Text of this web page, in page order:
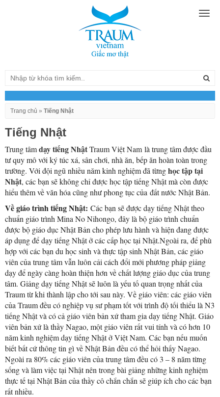
Trang chủ » Tiếng Nhật
Tiếng Nhật
Trung tâmdạy tiếng NhậtTraum Việt Nam là trung tâm được đầu
tư quy mô với ký túc xá, sân chơi, nhà ăn, bếp ăn hoàn toàn trong
trường. Với đội ngũ nhiều năm kinh nghiệm đã từnghọc tập tại
Nhật, các bạn sẽ không chỉ được học tập tiếng Nhật mà còn được
hiểu thêm về văn hóa cũng như phong tục của đất nước Nhật Bản.
Về giáo trình tiếng Nhật: Các bạn sẽ được dạy tiếng Nhật theo
chuẩn giáo trình Mina No Nihongo, đây là bộ giáo trình chuẩn
được bộ giáo dục Nhật Bản cho phép lưu hành và hiện đang được
áp dụng để dạy tiếng Nhật ở các cấp học tại Nhật.Ngoài ra, để phù
hợp với các bạn du học sinh và thực tập sinh Nhật Bản, các giáo
viên của trung tâm vẫn luôn cải cách đổi mới phương pháp giảng
dạy để ngày càng hoàn thiện hơn về chất lượng giáo dục của trung
tâm. Giảng dạy tiếng Nhật sẽ luôn là yếu tố quan trọng nhất của
Traum từ khi thành lập cho tới sau này. Về giáo viên: các giáo viên
của Traum đều có nghiệp vụ sư phạm tốt với trình độ tối thiểu là N3
tiếng Nhật và có cả giáo viên bản xứ tham gia dạy tiếng Nhật. Giáo
viên bản xứ là thầy Nagao, một giáo viên rất vui tính và có hơn 10
năm kinh nghiệm dạy tiếng Nhật ở Việt Nam. Các bạn nếu muốn
biết bất cứ thông tin gì về Nhật Bản đều có thể hỏi thấy Nagao.
Ngoài ra 80% các giáo viên của trung tâm đều có 3 – 8 năm từng
sống và làm việc tại Nhật nên trong bài giảng những kinh nghiệm
thực tế tại Nhật Bản của thầy cô chắn chắn sẽ giúp ích cho các bạn
rất nhiều.